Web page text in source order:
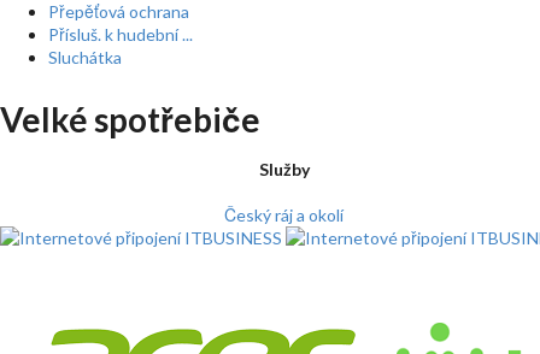
Přepěťová ochrana
Přísluš. k hudební ...
Sluchátka
Velké spotřebiče
Služby
Český ráj a okolí